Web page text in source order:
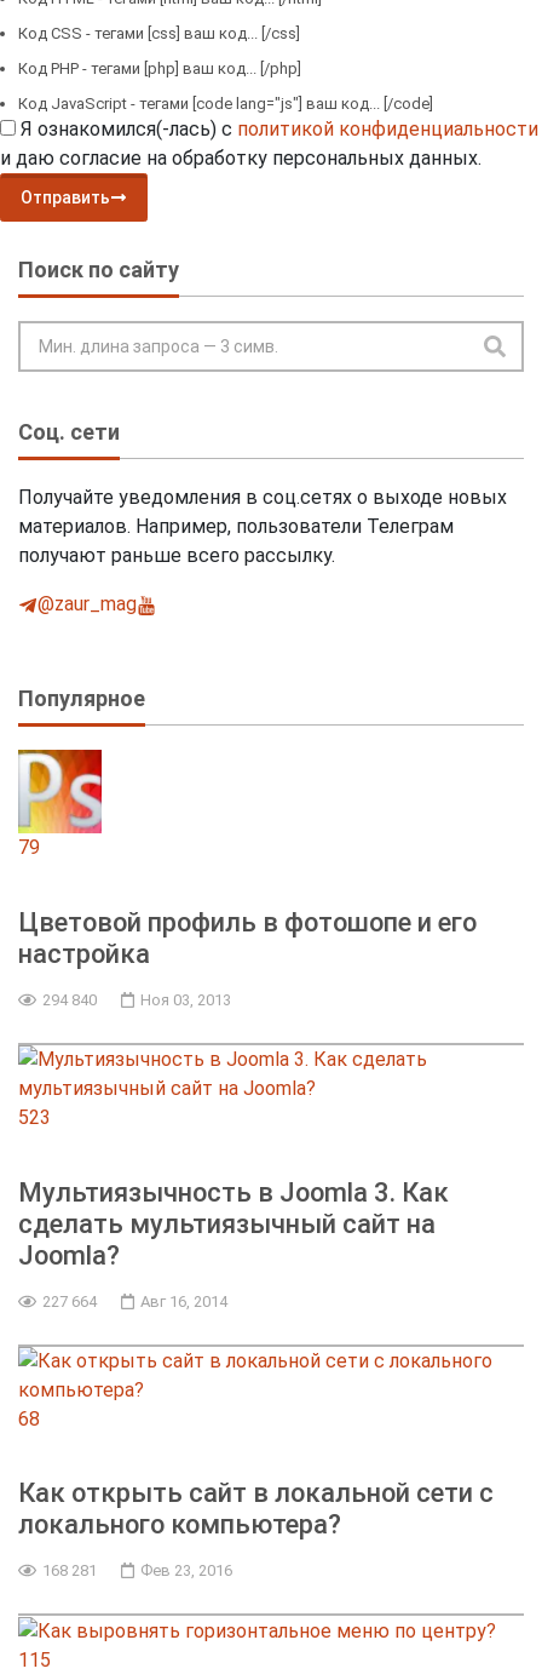
Код CSS - тегами [css] ваш код... [/css]
Код PHP - тегами [php] ваш код... [/php]
Код JavaScript - тегами [code lang="js"] ваш код... [/code]
Я ознакомился(-лась) с политикой конфиденциальности
и даю согласие на обработку персональных данных.
Отправить
Поиск по сайту
Соц. сети
Получайте уведомления в соц.сетях о выходе новых
материалов. Например, пользователи Телеграм
получают раньше всего рассылку.
@zaur_mag
Популярное
79
Цветовой профиль в фотошопе и его
настройка
294 840 Ноя 03, 2013
523
Мультиязычность в Joomla 3. Как
сделать мультиязычный сайт на
Joomla?
227 664 Авг 16, 2014
68
Как открыть сайт в локальной сети с
локального компьютера?
168 281 Фев 23, 2016
115